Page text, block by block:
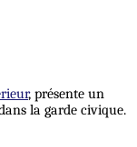
, présente un
la garde civique.